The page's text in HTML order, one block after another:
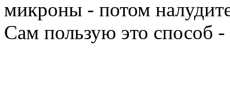
микроны - потом
Сам пользую это способ